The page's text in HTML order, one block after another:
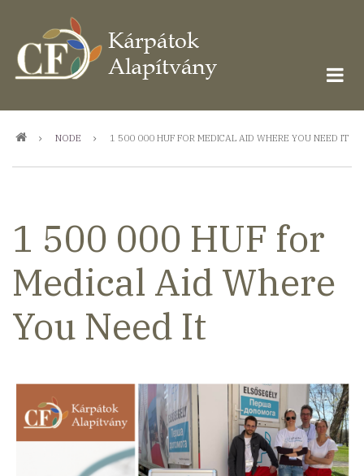
tartalomra
Morzsa
NODE 1 500 000 HUF FOR MEDICAL AID WHERE YOU NEED IT
1 500 000 HUF for
Medical Aid Where
You Need It